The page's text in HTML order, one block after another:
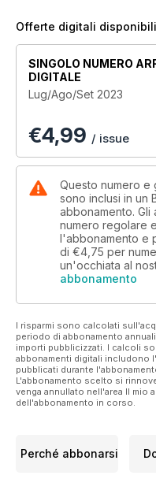
Offerte digitali
SINGOLO NUMERO
DIGITALE
Lug/Ago/Set 2023
€4,99 / issue
Questo numero e
sono inclusi in un
abbonamento. Gli
numero regolare
l'abbonamento e
di €4,75 per
un'occhiata al
abbonamento
I risparmi sono calcolati
periodo di abbonamento
importi pubblicizzati. I calcoli
abbonamenti digitali includono
pubblicati durante
L'abbonamento scelto si
venga annullato nell'area Il mio
dell'abbonamento in corso.
Perché abbonarsi